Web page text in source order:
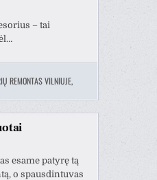
– tai
REMONTAS VILNIUJE,
esame patyrę tą
o spausdintuvas